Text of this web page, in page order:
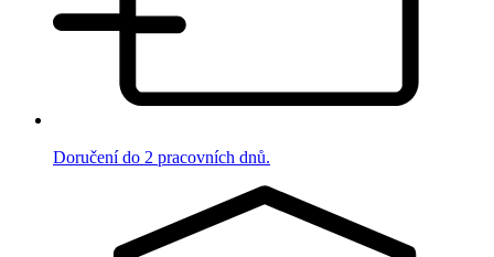
Doručení do 2 pracovních dnů.